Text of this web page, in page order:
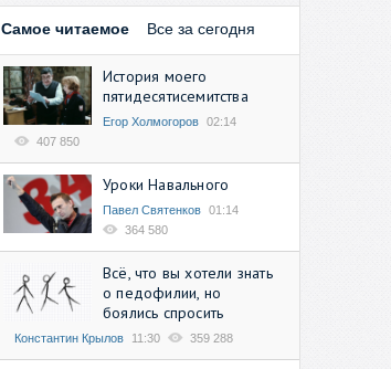
Самое читаемое Все за сегодня
История моего
пятидесятисемитства
Егор Холмогоров 02:14
407 850
Уроки Навального
Павел Святенков 01:14
364 580
Всё, что вы хотели знать
о педофилии, но
боялись спросить
Константин Крылов 11:30 359 288